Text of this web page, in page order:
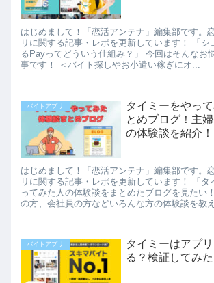
はじめまして！「恋活アンテナ」編集部です。
リに関する記事・レポを更新しています！ 「シ
るPayってどういう仕組み？」 今回はそんなお
事です！ ＜バイト探しやお小遣い稼ぎにオ...
バイトアプリ
タイミーをやっ
とめブログ！主
の体験談を紹介！
はじめまして！「恋活アンテナ」編集部です。
リに関する記事・レポを更新しています！ 「タ
ってみた人の体験談をまとめたブログを見たい
の方、会社員の方などいろんな方の体験談を教
バイトアプリ
タイミーはアプ
る？検証してみた